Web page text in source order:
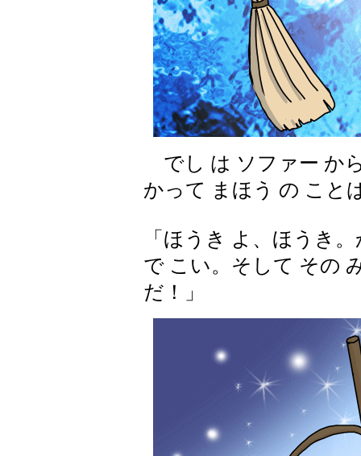
でし は ソファー か
かって まほう の こと
「ほうき よ、ほうき
で こい。そして その
だ！」